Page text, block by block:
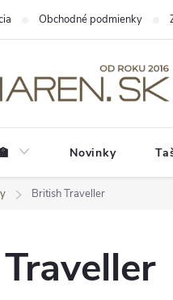
Obchodné podmienky
Novinky
British Traveller